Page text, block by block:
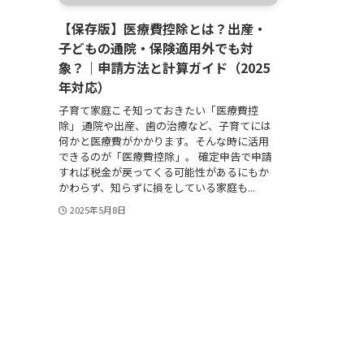
【保存版】医療費控除とは？出産・
子どもの通院・保険適用外でも対
象？｜申請方法と計算ガイド（2025
年対応）
子育て家庭こそ知っておきたい「医療費控
除」 通院や出産、歯の治療など、子育てには
何かと医療費がかかります。そんな時に活用
できるのが「医療費控除」。 確定申告で申請
すれば税金が戻ってくる可能性があるにもか
かわらず、知らずに損をしている家庭も...
2025年5月8日